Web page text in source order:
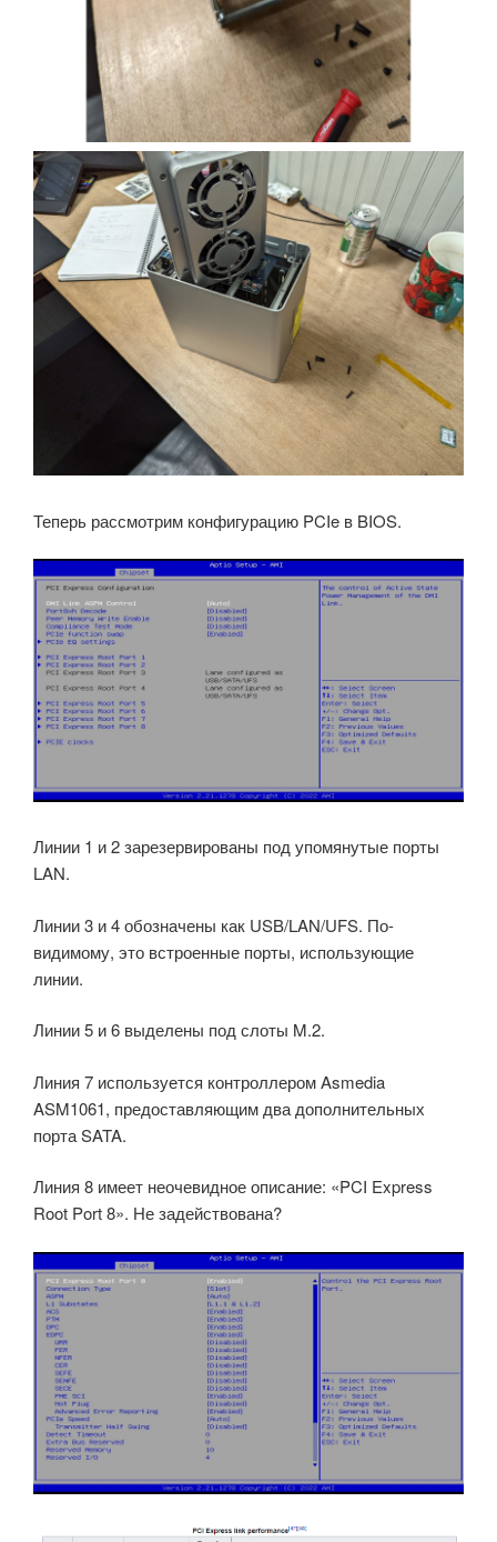
Теперь рассмотрим конфигурацию PCIe в BIOS.
Линии 1 и 2 зарезервированы под упомянутые порты
LAN.
Линии 3 и 4 обозначены как USB/LAN/UFS. По-
видимому, это встроенные порты, использующие
линии.
Линии 5 и 6 выделены под слоты M.2.
Линия 7 используется контроллером Asmedia
ASM1061, предоставляющим два дополнительных
порта SATA.
Линия 8 имеет неочевидное описание: «PCI Express
Root Port 8». Не задействована?